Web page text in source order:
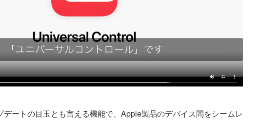
ートの目玉とも言える機能で、Apple製品のデバイス間をシームレ